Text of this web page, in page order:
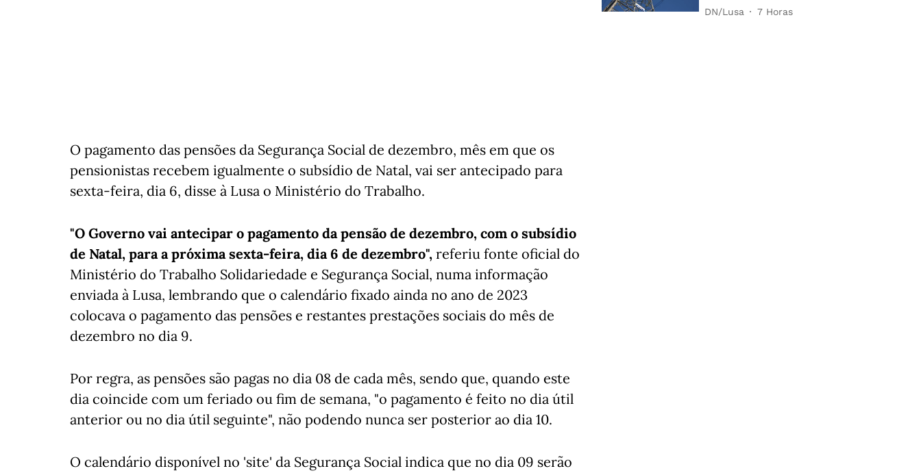
O pagamento das pensões da Segurança Social de dezembro, mês em que os
pensionistas recebem igualmente o subsídio de Natal, vai ser antecipado para
sexta-feira, dia 6, disse à Lusa o Ministério do Trabalho.
"O Governo vai antecipar o pagamento da pensão de dezembro, com o subsídio
de Natal, para a próxima sexta-feira, dia 6 de dezembro", referiu fonte oficial do
Ministério do Trabalho Solidariedade e Segurança Social, numa informação
enviada à Lusa, lembrando que o calendário fixado ainda no ano de 2023
colocava o pagamento das pensões e restantes prestações sociais do mês de
dezembro no dia 9.
Por regra, as pensões são pagas no dia 08 de cada mês, sendo que, quando este
dia coincide com um feriado ou fim de semana, "o pagamento é feito no dia útil
anterior ou no dia útil seguinte", não podendo nunca ser posterior ao dia 10.
O calendário disponível no 'site' da Segurança Social indica que no dia 09 serão
DN/Lusa 7 Horas